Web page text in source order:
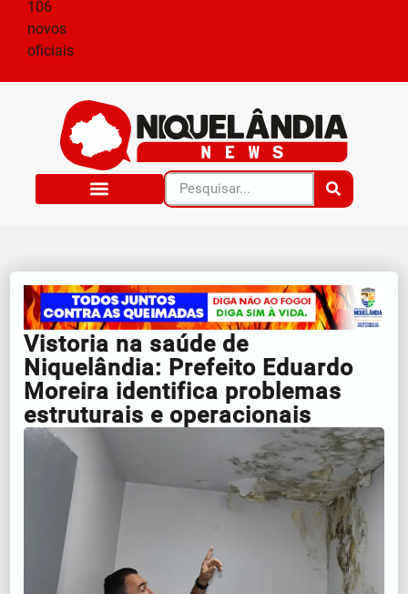
Vistoria na saúde de
Niquelândia: Prefeito Eduardo
Moreira identifica problemas
estruturais e operacionais